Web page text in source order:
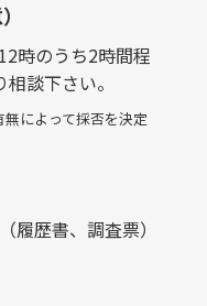
時のうち2時間程
談下さい。
によって採否を決定
履歴書、調査票）